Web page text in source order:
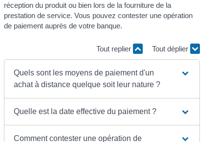
réception du produit ou bien lors de la fourniture de la
prestation de service. Vous pouvez contester une opération
de paiement auprès de votre banque.
Tout replier Tout déplier
Quels sont les moyens de paiement d'un
achat à distance quelque soit leur nature ?
Quelle est la date effective du paiement ?
Comment contester une opération de